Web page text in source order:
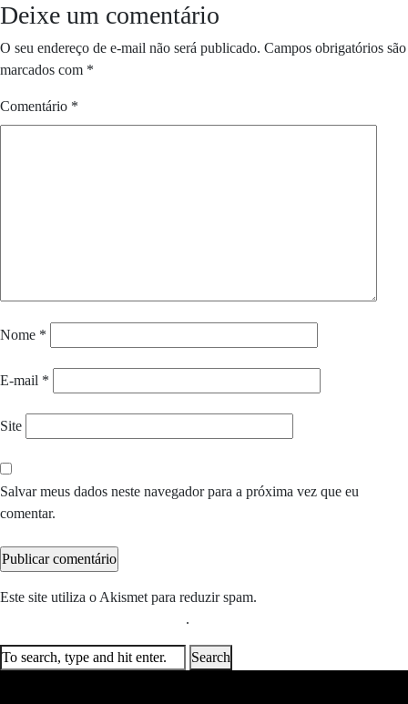
Deixe um comentário
O seu endereço de e-mail não será publicado. Campos obrigatórios são
marcados com *
Comentário *
Nome *
E-mail *
Site
Salvar meus dados neste navegador para a próxima vez que eu
comentar.
Este site utiliza o Akismet para reduzir spam.
.
Search